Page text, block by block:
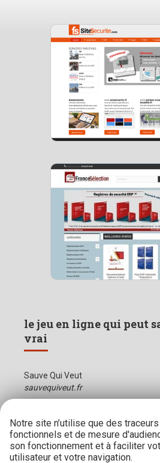
le jeu en ligne qui peut
vrai
Sauve Qui Veut
sauvequiveut.fr
Notre site n’utilise que des
fonctionnels et de mesure
son fonctionnement et à faciliter
utilisateur et votre navigation.